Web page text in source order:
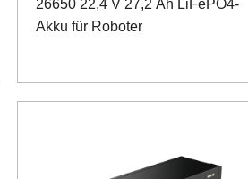
26650 22,4 V 27,2 Ah LiFePO4-
Akku für Roboter